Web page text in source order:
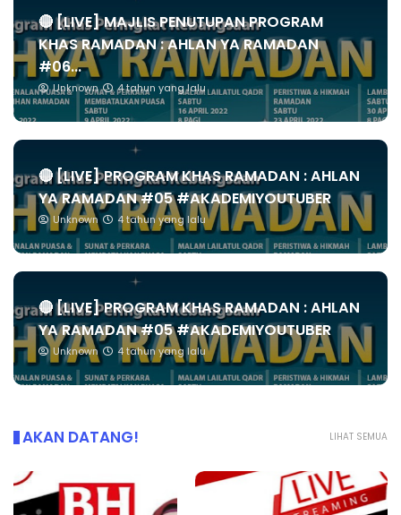
🔴 [LIVE] MAJLIS PENUTUPAN PROGRAM
KHAS RAMADAN : AHLAN YA RAMADAN
#06...
Unknown 4 tahun yang lalu
🔴 [LIVE] PROGRAM KHAS RAMADAN : AHLAN
YA RAMADAN #05 #AKADEMIYOUTUBER
Unknown 4 tahun yang lalu
🔴 [LIVE] PROGRAM KHAS RAMADAN : AHLAN
YA RAMADAN #05 #AKADEMIYOUTUBER
Unknown 4 tahun yang lalu
LIHAT SEMUA
AKAN DATANG!